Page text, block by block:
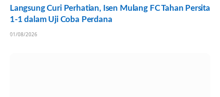
Langsung Curi Perhatian, Isen Mulang FC Tahan Persita
1-1 dalam Uji Coba Perdana
01/08/2026